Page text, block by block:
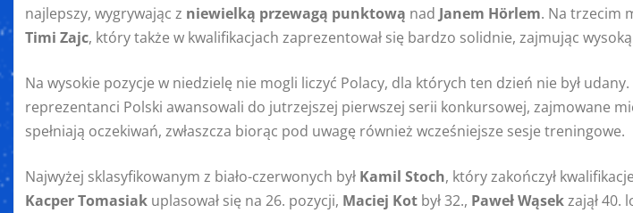
najlepszy, wygrywając z niewielką przewagą punktową nad Janem Hörlem. Na trzecim
Timi Zajc, który także w kwalifikacjach zaprezentował się bardzo solidnie, zajmując
Na wysokie pozycje w niedzielę nie mogli liczyć Polacy, dla których ten dzień nie był udany.
reprezentanci Polski awansowali do jutrzejszej pierwszej serii konkursowej, zajmowane
spełniają oczekiwań, zwłaszcza biorąc pod uwagę również wcześniejsze sesje treningowe.
Najwyżej sklasyfikowanym z biało-czerwonych był Kamil Stoch, który zakończył
Kacper Tomasiak uplasował się na 26. pozycji, Maciej Kot był 32., Paweł Wąsekzajął 40.